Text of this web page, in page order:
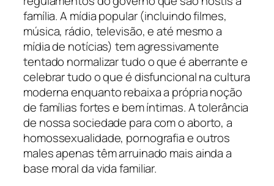
família. A mídia popular (incluindo filmes,
música, rádio, televisão, e até mesmo a
mídia de notícias) tem agressivamente
tentado normalizar tudo o que é aberrante e
celebrar tudo o que é disfuncional na cultura
moderna enquanto rebaixa a própria noção
de famílias fortes e bem íntimas. A tolerância
de nossa sociedade para com o aborto, a
homossexualidade, pornografia e outros
males apenas têm arruinado mais ainda a
base moral da vida familiar.